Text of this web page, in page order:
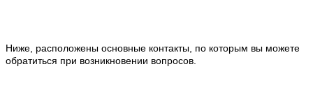
Ниже, расположены основные контакты, по которым вы можете
обратиться при возникновении вопросов.